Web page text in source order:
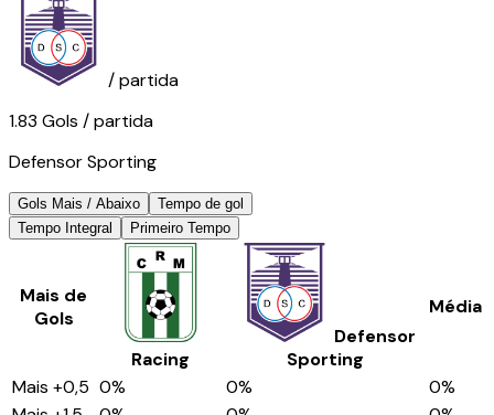
/ partida
1.83 Gols / partida
Defensor Sporting
Gols Mais / Abaixo
Tempo de gol
Tempo Integral
Primeiro Tempo
Mais de
Gols
Racing
Defensor
Sporting
Média
Mais +0,5 0% 0% 0%